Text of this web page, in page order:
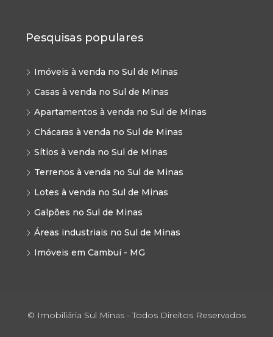
Pesquisas populares
Imóveis à venda no Sul de Minas
Casas à venda no Sul de Minas
Apartamentos à venda no Sul de Minas
Chácaras à venda no Sul de Minas
Sítios à venda no Sul de Minas
Terrenos à venda no Sul de Minas
Lotes à venda no Sul de Minas
Galpões no Sul de Minas
Áreas industriais no Sul de Minas
Imóveis em Cambuí - MG
© Imobiliária Sul Minas - Todos Direitos Reservados